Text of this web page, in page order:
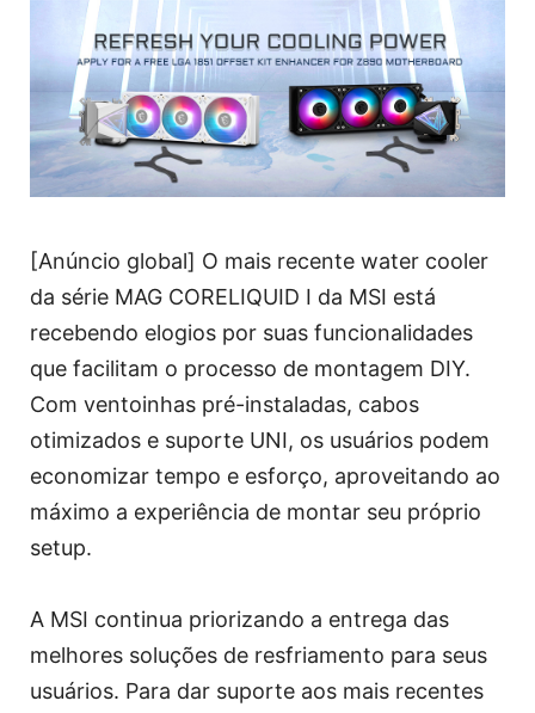
[Anúncio global] O mais recente water cooler
da série MAG CORELIQUID I da MSI está
recebendo elogios por suas funcionalidades
que facilitam o processo de montagem DIY.
Com ventoinhas pré-instaladas, cabos
otimizados e suporte UNI, os usuários podem
economizar tempo e esforço, aproveitando ao
máximo a experiência de montar seu próprio
setup.
A MSI continua priorizando a entrega das
melhores soluções de resfriamento para seus
usuários. Para dar suporte aos mais recentes